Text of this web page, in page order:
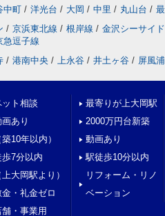
中町 / 洋光台 / 大岡 / 中里 / 丸山台 /
/ 京浜東北線 / 根岸線 / 金沢シーサイ
急逗子線
/ 港南中央 / 上永谷 / 井土ヶ谷 / 屏風浦
ット相談
あり
築10年以内）
歩7分以内
上大岡駅より）
金・礼金ゼロ
舗・事業用
最寄りが上大岡駅
2000万円台新築
動画あり
駅徒歩10分以内
リフォーム・リノ
ベーション